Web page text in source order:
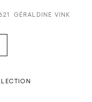
GÉRALDINE VINK